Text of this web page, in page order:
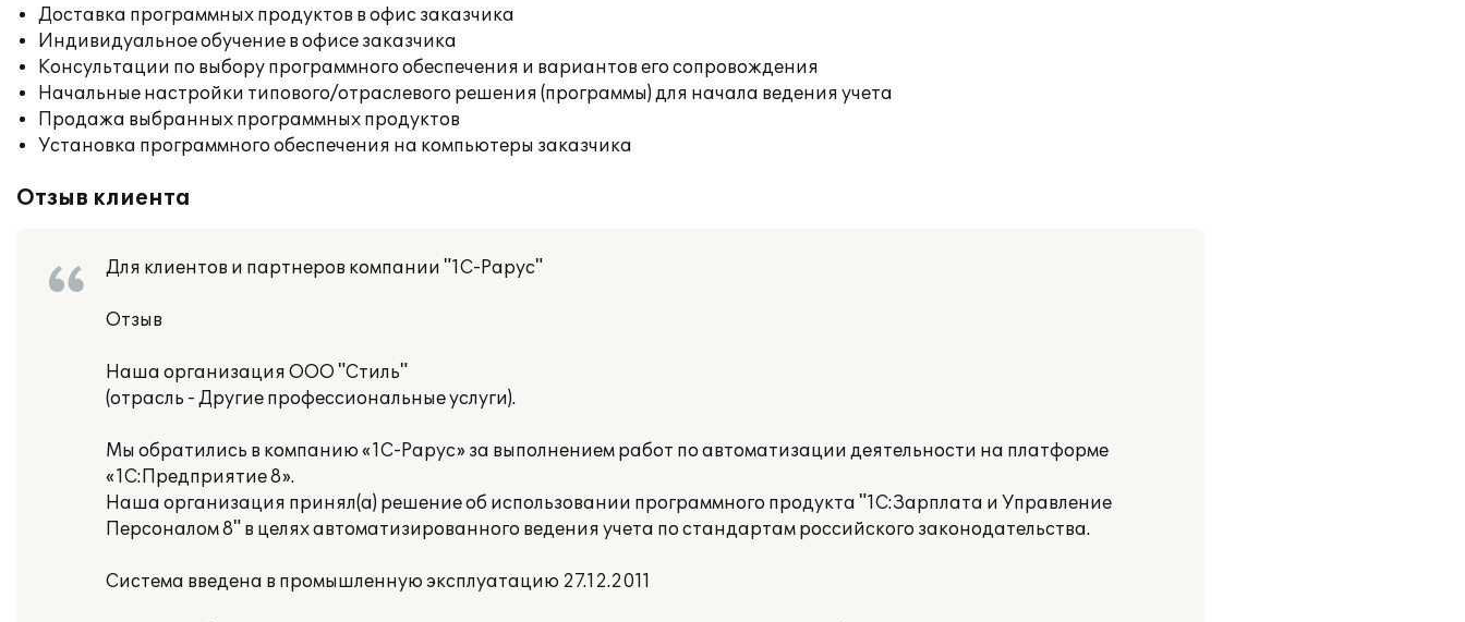
Доставка программных продуктов в офис заказчика
Индивидуальное обучение в офисе заказчика
Консультации по выбору программного обеспечения и вариантов его сопровождения
Начальные настройки типового/отраслевого решения (программы) для начала ведения учета
Продажа выбранных программных продуктов
Установка программного обеспечения на компьютеры заказчика
Отзыв клиента
Для клиентов и партнеров компании "1С-Рарус"
Отзыв
Наша организация ООО "Стиль"
(отрасль - Другие профессиональные услуги).
Мы обратились в компанию «1С-Рарус» за выполнением работ по автоматизации деятельности на платформе
«1С:Предприятие 8».
Наша организация принял(а) решение об использовании программного продукта "1С:Зарплата и Управление
Персоналом 8" в целях автоматизированного ведения учета по стандартам российского законодательства.
Система введена в промышленную эксплуатацию 27.12.2011